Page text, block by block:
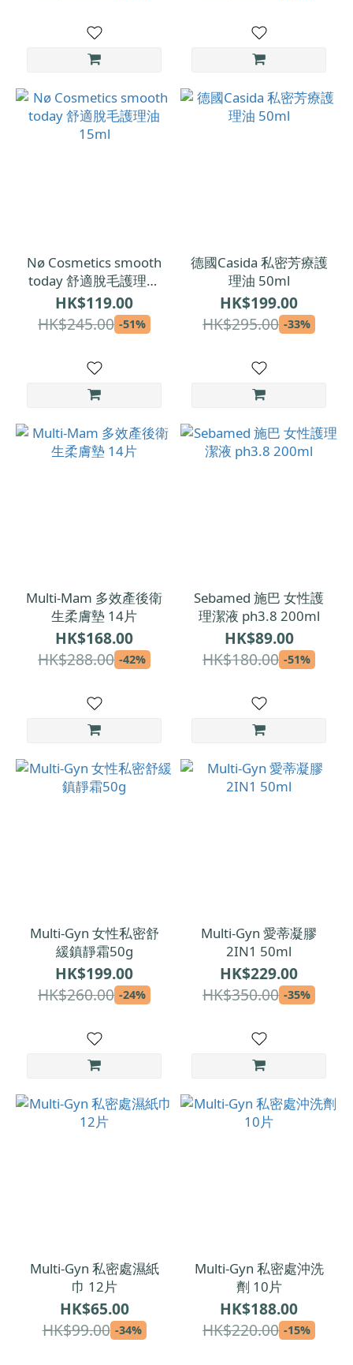
Nø Cosmetics smooth
today 舒適脫毛護理油
15ml
HK$119.00
HK$245.00 -51%
德國Casida 私密芳療護
理油 50ml
HK$199.00
HK$295.00 -33%
Multi-Mam 多效產後衛
生柔膚墊 14片
HK$168.00
HK$288.00 -42%
Sebamed 施巴 女性護
理潔液 ph3.8 200ml
HK$89.00
HK$180.00 -51%
Multi-Gyn 女性私密舒
緩鎮靜霜50g
HK$199.00
HK$260.00 -24%
Multi-Gyn 愛蒂凝膠
2IN1 50ml
HK$229.00
HK$350.00 -35%
Multi-Gyn 私密處濕紙
巾 12片
HK$65.00
HK$99.00 -34%
Multi-Gyn 私密處沖洗
劑 10片
HK$188.00
HK$220.00 -15%